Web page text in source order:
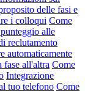
delle fasi e
i colloqui Come
alle
reclutamento
automaticamente
fase all'altra Come
Integrazione
tuo telefono Come